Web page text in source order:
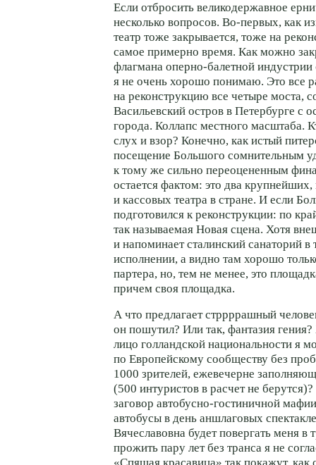
Если отбросить великодержавное
несколько вопросов. Во-первых, как
театр тоже закрывается, тоже на
самое примерно время. Как можно
флагмана оперно-балетной
я не очень хорошо понимаю. Это все
на реконструкцию все четыре моста,
Васильевский остров в Петербурге с
города. Коллапс местного масштаба.
слух и взор? Конечно, как истый
посещение Большого сомнительным
к тому же сильно переоцененным
остается фактом: это два
и кассовых театра в стране. И если
подготовился к реконструкции: по
так называемая Новая сцена. Хотя
и напоминает сталинский санаторий в
исполнении, а видно там хорошо
партера, но, тем не менее, это
причем своя площадка.
А что предлагает стррррашный
он пошутил? Или так, фантазия
лицо голландской национальности я
по Европейскому сообществу без
1000 зрителей, ежевечерне
(500 интуристов в расчет не
заговор автобусно-гостиничной
автобусы в день аншлаговых
Вячеславовна будет повергать меня в
прожить пару лет без транса я не
«Спящая красавица» так покажут, как